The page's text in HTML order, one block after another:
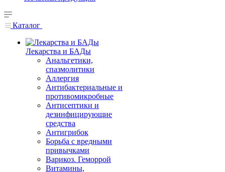
Каталог
Лекарства и БАДы
Анальгетики,
спазмолитики
Аллергия
Антибактериальные и
противомикробные
Антисептики и
дезинфицирующие
средства
Антигрибок
Борьба с вредными
привычками
Варикоз. Геморрой
Витамины,